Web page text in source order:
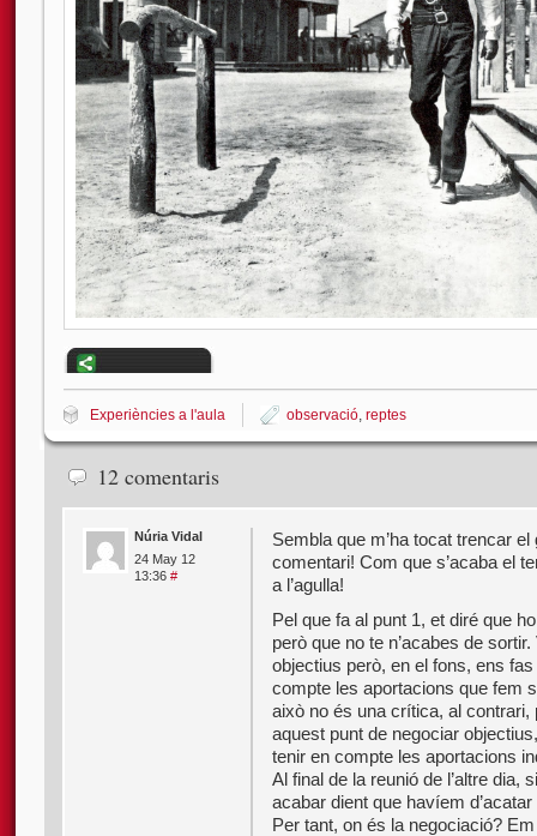
Experiències a l'aula observació, reptes
12 comentaris
Núria Vidal
24 May 12
13:36 #
Sembla que m’ha tocat trencar
comentari! Com que s’acaba el
a l’agulla!
Pel que fa al punt 1, et diré que
però que no te n’acabes de
objectius però, en el fons, ens
compte les aportacions que fem
això no és una crítica, al contrari,
aquest punt de negociar
tenir en compte les aportacions
Al final de la reunió de l’altre dia,
acabar dient que havíem
Per tant, on és la negociació?